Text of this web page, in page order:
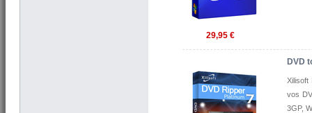
29,95 €
DVD
Xilisoft
vos
3GP,